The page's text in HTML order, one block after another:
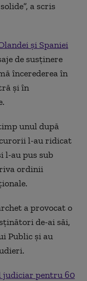
a scris
și Spaniei
de susținere
încerederea în
și în
unul după
l-au ridicat
l-au pus sub
ordinii
a provocat o
de-ai săi,
Public și au
judiciar pentru 60